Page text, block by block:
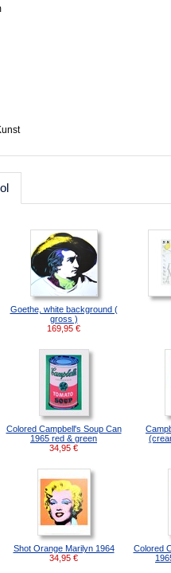
Goethe, white background (
gross )
169,95 €
Colored Campbell's Soup Can
1965 red & green
34,95 €
Shot Orange Marilyn 1964
34,95 €
Colored